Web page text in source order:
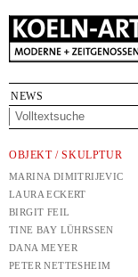
NEWS
OBJEKT / SKULPTUR
MARINA DIMITRIJEVIC
LAURA ECKERT
BIRGIT FEIL
TINE BAY LÜHRSSEN
DANA MEYER
PETER NETTESHEIM